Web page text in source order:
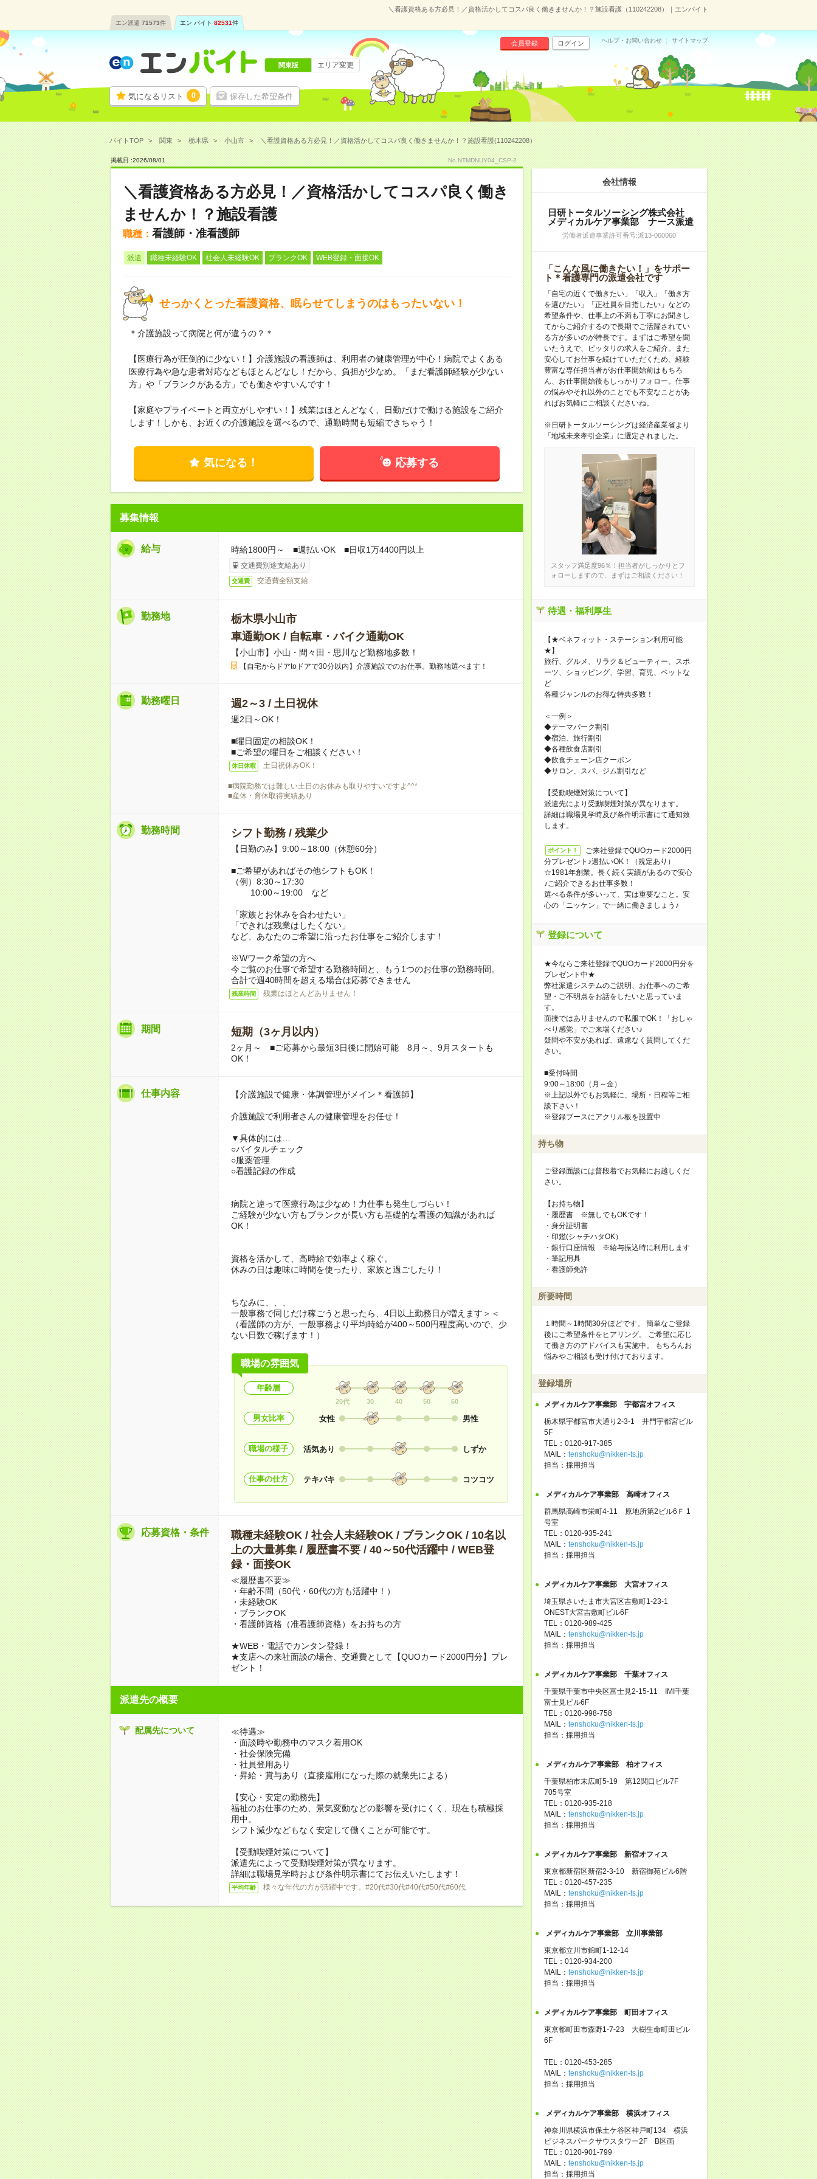
＼看護資格ある方必見！／資格活かしてコスパ良く働きませんか！？施設看護（110242208）｜エンバイト
エン派遣 71573件 エン バイト 82531件
気になるリスト 0 保存した希望条件
会員登録 ログイン ヘルプ・お問い合わせ サイトマップ
関東版 エリア変更
バイトTOP 関東 栃木県 小山市 ＼看護資格ある方必見！／資格活かしてコスパ良く働きませんか！？施設看護(110242208）
掲載日 :2026/08/01 No.NTMDNUY04_CSP-2
＼看護資格ある方必見！／資格活かしてコスパ良く働き
ませんか！？施設看護
職種： 看護師・准看護師
派遣 職種未経験OK 社会人未経験OK ブランクOK WEB登録・面接OK
せっかくとった看護資格、眠らせてしまうのはもったいない！
＊介護施設って病院と何が違うの？＊
【医療行為が圧倒的に少ない！】介護施設の看護師は、利用者の健康管理が中心！病院でよくある
医療行為や急な患者対応などもほとんどなし！だから、負担が少なめ。「まだ看護師経験が少ない
方」や「ブランクがある方」でも働きやすいんです！
【家庭やプライベートと両立がしやすい！】残業はほとんどなく、日勤だけで働ける施設をご紹介
します！しかも、お近くの介護施設を選べるので、通勤時間も短縮できちゃう！
気になる！ 応募する
募集情報
給与 時給1800円～ ■週払いOK ■日収1万4400円以上
交通費別途支給あり
交通費 交通費全額支給
勤務地
栃木県小山市
車通勤OK / 自転車・バイク通勤OK
【小山市】小山・間々田・思川など勤務地多数！
【自宅からドアtoドアで30分以内】介護施設でのお仕事。勤務地選べます！
勤務曜日 週2～3 / 土日祝休
週2日～OK！
■曜日固定の相談OK！
■ご希望の曜日をご相談ください！
休日休暇 土日祝休みOK！
■病院勤務では難しい土日のお休みも取りやすいですよ^^*
■産休・育休取得実績あり
勤務時間 シフト勤務 / 残業少
【日勤のみ】9:00～18:00（休憩60分）
■ご希望があればその他シフトもOK！
（例）8:30～17:30
10:00～19:00 など
「家族とお休みを合わせたい」
「できれば残業はしたくない」
など、あなたのご希望に沿ったお仕事をご紹介します！
※Wワーク希望の方へ
今ご覧のお仕事で希望する勤務時間と、もう1つのお仕事の勤務時間。
合計で週40時間を超える場合は応募できません
残業時間 残業はほとんどありません！
期間 短期（3ヶ月以内）
2ヶ月～ ■ご応募から最短3日後に開始可能 8月～、9月スタートも
OK！
仕事内容 【介護施設で健康・体調管理がメイン＊看護師】
介護施設で利用者さんの健康管理をお任せ！
▼具体的には…
○バイタルチェック
○服薬管理
○看護記録の作成
病院と違って医療行為は少なめ！力仕事も発生しづらい！
ご経験が少ない方もブランクが長い方も基礎的な看護の知識があれば
OK！
資格を活かして、高時給で効率よく稼ぐ。
休みの日は趣味に時間を使ったり、家族と過ごしたり！
ちなみに、、、
一般事務で同じだけ稼ごうと思ったら、4日以上勤務日が増えます＞＜
（看護師の方が、一般事務より平均時給が400～500円程度高いので、少
ない日数で稼げます！）
職場の雰囲気
年齢層
20代 30 40 50 60
男女比率 女性 男性
職場の様子 活気あり しずか
仕事の仕方 テキパキ コツコツ
応募資格・条件
職種未経験OK / 社会人未経験OK / ブランクOK / 10名以
上の大量募集 / 履歴書不要 / 40～50代活躍中 / WEB登
録・面接OK
≪履歴書不要≫
・年齢不問（50代・60代の方も活躍中！）
・未経験OK
・ブランクOK
・看護師資格（准看護師資格）をお持ちの方
★WEB・電話でカンタン登録！
★支店への来社面談の場合、交通費として【QUOカード2000円分】プレ
ゼント！
派遣先の概要
配属先について
≪待遇≫
・面談時や勤務中のマスク着用OK
・社会保険完備
・社員登用あり
・昇給・賞与あり（直接雇用になった際の就業先による）
【安心・安定の勤務先】
福祉のお仕事のため、景気変動などの影響を受けにくく、現在も積極採
用中。
シフト減少などもなく安定して働くことが可能です。
【受動喫煙対策について】
派遣先によって受動喫煙対策が異なります。
詳細は職場見学時および条件明示書にてお伝えいたします！
平均年齢 様々な年代の方が活躍中です。#20代#30代#40代#50代#60代
会社情報
日研トータルソーシング株式会社
メディカルケア事業部 ナース派遣
労働者派遣事業許可番号:派13-060060
「こんな風に働きたい！」をサポー
ト＊看護専門の派遣会社です
「自宅の近くで働きたい」「収入」「働き方
を選びたい」「正社員を目指したい」などの
希望条件や、仕事上の不満も丁寧にお聞きし
てからご紹介するので長期でご活躍されてい
る方が多いのが特長です。まずはご希望を聞
いたうえで、ピッタリの求人をご紹介。また
安心してお仕事を続けていただくため、経験
豊富な専任担当者がお仕事開始前はもちろ
ん、お仕事開始後もしっかりフォロー。仕事
の悩みやそれ以外のことでも不安なことがあ
ればお気軽にご相談くださいね。
※日研トータルソーシングは経済産業省より
「地域未来牽引企業」に選定されました。
スタッフ満足度96％！担当者がしっかりとフ
ォローしますので、まずはご相談ください！
待遇・福利厚生
【★ベネフィット・ステーション利用可能
★】
旅行、グルメ、リラク＆ビューティー、スポ
ーツ、ショッピング、学習、育児、ペットな
ど
各種ジャンルのお得な特典多数！
＜一例＞
◆テーマパーク割引
◆宿泊、旅行割引
◆各種飲食店割引
◆飲食チェーン店クーポン
◆サロン、スパ、ジム割引など
【受動喫煙対策について】
派遣先により受動喫煙対策が異なります。
詳細は職場見学時及び条件明示書にて通知致
します。
ポイント！
ご来社登録でQUOカード2000円
分プレゼント♪週払いOK！（規定あり）
☆1981年創業。長く続く実績があるので安心
♪ご紹介できるお仕事多数！
選べる条件が多いって、実は重要なこと。安
心の「ニッケン」で一緒に働きましょう♪
登録について
★今ならご来社登録でQUOカード2000円分を
プレゼント中★
弊社派遣システムのご説明、お仕事へのご希
望・ご不明点をお話をしたいと思っていま
す。
面接ではありませんので私服でOK！「おしゃ
べり感覚」でご来場ください♪
疑問や不安があれば、遠慮なく質問してくだ
さい。
■受付時間
9:00～18:00（月～金）
※上記以外でもお気軽に、場所・日程等ご相
談下さい！
※登録ブースにアクリル板を設置中
持ち物
ご登録面談には普段着でお気軽にお越しくだ
さい。
【お持ち物】
・履歴書 ※無しでもOKです！
・身分証明書
・印鑑(シャチハタOK）
・銀行口座情報 ※給与振込時に利用します
・筆記用具
・看護師免許
所要時間
１時間～1時間30分ほどです。 簡単なご登録
後にご希望条件をヒアリング。 ご希望に応じ
て働き方のアドバイスも実施中。 もちろんお
悩みやご相談も受け付けております。
登録場所
メディカルケア事業部 宇都宮オフィス
栃木県宇都宮市大通り2-3-1 井門宇都宮ビル
5F
TEL：0120-917-385
MAIL： tenshoku@nikken-ts.jp
担当：採用担当
メディカルケア事業部 高崎オフィス
群馬県高崎市栄町4-11 原地所第2ビル6Ｆ 1
号室
TEL：0120-935-241
MAIL： tenshoku@nikken-ts.jp
担当：採用担当
メディカルケア事業部 大宮オフィス
埼玉県さいたま市大宮区吉敷町1-23-1
ONEST大宮吉敷町ビル6F
TEL：0120-989-425
MAIL： tenshoku@nikken-ts.jp
担当：採用担当
メディカルケア事業部 千葉オフィス
千葉県千葉市中央区富士見2-15-11 IMI千葉
富士見ビル6F
TEL：0120-998-758
MAIL： tenshoku@nikken-ts.jp
担当：採用担当
メディカルケア事業部 柏オフィス
千葉県柏市末広町5-19 第12関口ビル7F
705号室
TEL：0120-935-218
MAIL： tenshoku@nikken-ts.jp
担当：採用担当
メディカルケア事業部 新宿オフィス
東京都新宿区新宿2-3-10 新宿御苑ビル6階
TEL：0120-457-235
MAIL： tenshoku@nikken-ts.jp
担当：採用担当
メディカルケア事業部 立川事業部
東京都立川市錦町1-12-14
TEL：0120-934-200
MAIL： tenshoku@nikken-ts.jp
担当：採用担当
メディカルケア事業部 町田オフィス
東京都町田市森野1-7-23 大樹生命町田ビル
6F
TEL：0120-453-285
MAIL： tenshoku@nikken-ts.jp
担当：採用担当
メディカルケア事業部 横浜オフィス
神奈川県横浜市保土ケ谷区神戸町134 横浜
ビジネスパークサウスタワー2F B区画
TEL：0120-901-799
MAIL： tenshoku@nikken-ts.jp
担当：採用担当